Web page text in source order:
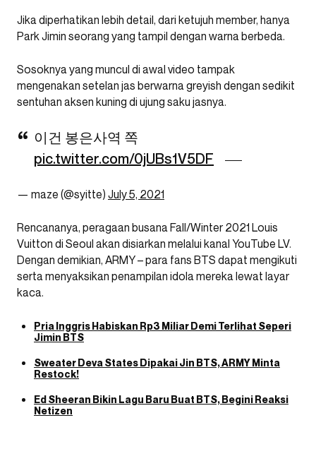
Jika diperhatikan lebih detail, dari ketujuh member, hanya
Park Jimin seorang yang tampil dengan warna berbeda.
Sosoknya yang muncul di awal video tampak
mengenakan setelan jas berwarna greyish dengan sedikit
sentuhan aksen kuning di ujung saku jasnya.
이건 봉은사역 쪽
pic.twitter.com/0jUBs1V5DF
— maze (@syitte) July 5, 2021
Rencananya, peragaan busana Fall/Winter 2021 Louis
Vuitton di Seoul akan disiarkan melalui kanal YouTube LV.
Dengan demikian, ARMY – para fans BTS dapat mengikuti
serta menyaksikan penampilan idola mereka lewat layar
kaca.
Pria Inggris Habiskan Rp3 Miliar Demi Terlihat Seperi
Jimin BTS
Sweater Deva States Dipakai Jin BTS, ARMY Minta
Restock!
Ed Sheeran Bikin Lagu Baru Buat BTS, Begini Reaksi
Netizen